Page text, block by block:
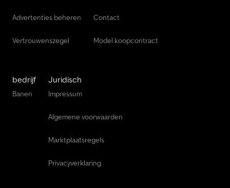
Advertenties beheren
Vertrouwenszegel
Contact
Model koopcontract
bedrijf
Banen
Juridisch
Impressum
Algemene voorwaarden
Marktplaatsregels
Privacyverklaring